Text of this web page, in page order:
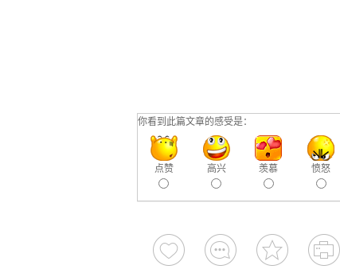
你看到此篇文章的感受是：
点赞 高兴 羡慕 愤怒